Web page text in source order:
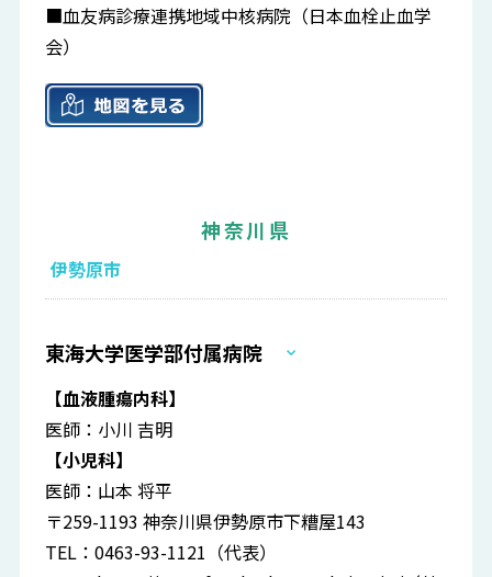
■血友病診療連携地域中核病院（日本血栓止血学
会）
神奈川県
伊勢原市
東海大学医学部付属病院
【血液腫瘍内科】
医師：小川 吉明
【小児科】
医師：山本 将平
〒259-1193 神奈川県伊勢原市下糟屋143
TEL：0463-93-1121（代表）